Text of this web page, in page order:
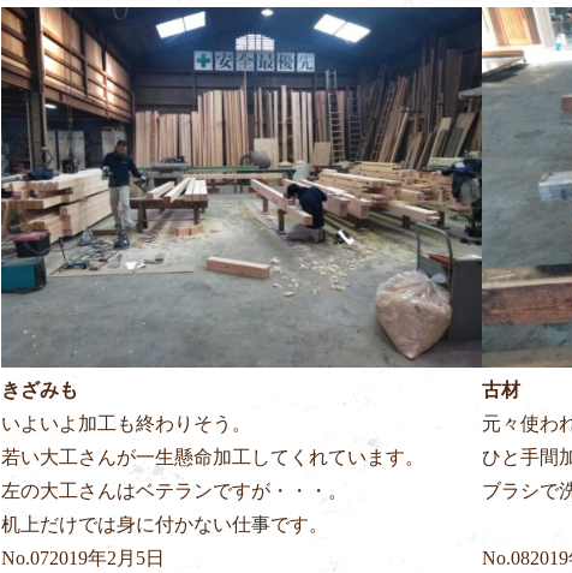
きざみも
いよいよ加工も終わりそう。
若い大工さんが一生懸命加工してくれています。
左の大工さんはベテランですが・・・。
机上だけでは身に付かない仕事です。
古材
元々使わ
ひと手間
ブラシで
No.072019年2月5日 No.08